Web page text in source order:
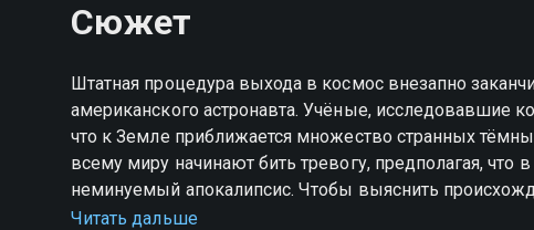
Сюжет
Штатная процедура выхода в космос внезапно
американского астронавта. Учёные, исследовавшие
что к Земле приближается множество странных
всему миру начинают бить тревогу, предполагая,
неминуемый апокалипсис. Чтобы выяснить
контакт с инопланетным разумом, в центр скопления
Читать дальше